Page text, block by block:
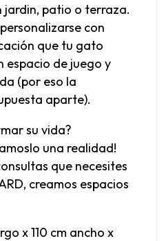
jardin, patio o terraza.
con
que tu gato
espacio de juego y
(por eso la
aparte).
su vida?
una realidad!
que necesites
creamos espacios
x 110 cm ancho x